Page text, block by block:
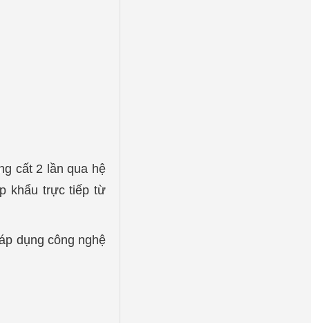
cất 2 lần qua hệ
khẩu trực tiếp từ
dụng công nghệ